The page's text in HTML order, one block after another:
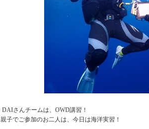
DAIさんチームは、OWD講習！
親子でご参加のお二人は、今日は海洋実習！